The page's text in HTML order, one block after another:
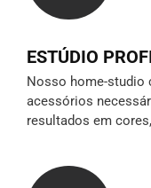
ESTÚDIO
Nosso home-
acessórios
resultados em